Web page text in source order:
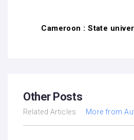
Cameroon : State
Other Posts
Related Articles More from